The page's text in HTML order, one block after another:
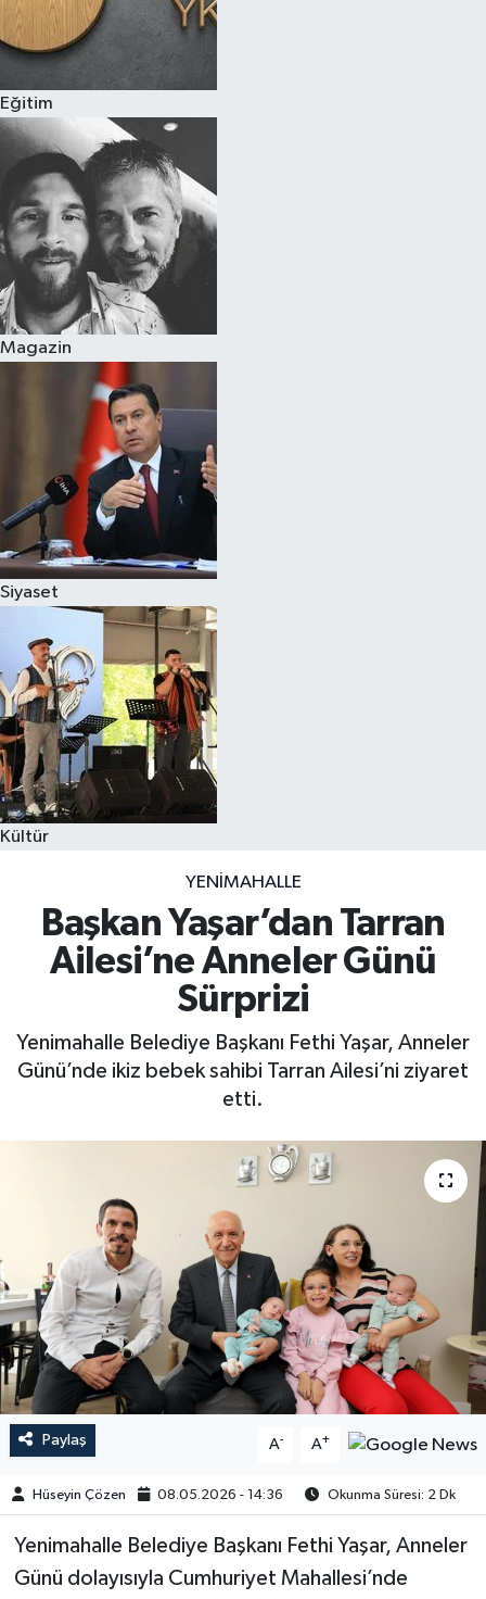
Eğitim
Magazin
Siyaset
Kültür
YENIMAHALLE
Başkan Yaşar’dan Tarran
Ailesi’ne Anneler Günü
Sürprizi
Yenimahalle Belediye Başkanı Fethi Yaşar, Anneler
Günü’nde ikiz bebek sahibi Tarran Ailesi’ni ziyaret
etti.
Paylaş A- A+
Hüseyin Çözen 08.05.2026 - 14:36 Okunma Süresi: 2 Dk
Yenimahalle Belediye Başkanı Fethi Yaşar, Anneler
Günü dolayısıyla Cumhuriyet Mahallesi’nde